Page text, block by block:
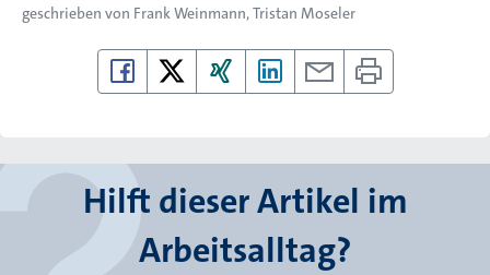
geschrieben von Frank Weinmann Tristan Moseler
Hilft dieser Artikel im
Arbeitsalltag?